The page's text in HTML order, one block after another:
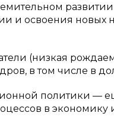
и освоения новых
(низкая
в том числе в
политики —
в